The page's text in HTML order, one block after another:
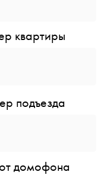
квартиры
подъезда
домофона